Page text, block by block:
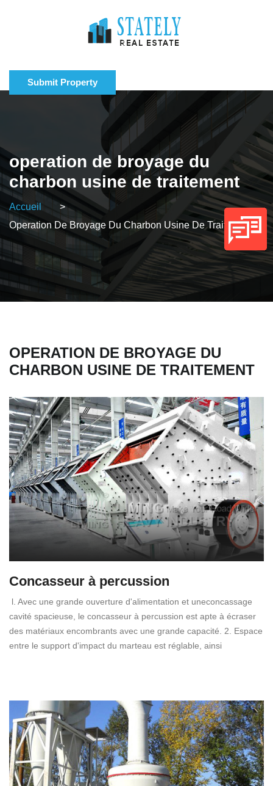
Submit Property
operation de broyage du
charbon usine de traitement
Accueil
>
Operation De Broyage Du Charbon Usine De Traitement
OPERATION DE BROYAGE DU
CHARBON USINE DE TRAITEMENT
Concasseur à percussion
l. Avec une grande ouverture d'alimentation et uneconcassage
cavité spacieuse, le concasseur à percussion est apte à écraser
des matériaux encombrants avec une grande capacité. 2. Espace
entre le support d'impact du marteau est réglable, ainsi